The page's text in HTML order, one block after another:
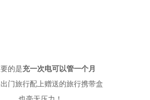
的是充一次电可以管一个月
门旅行配上赠送的旅行携带盒